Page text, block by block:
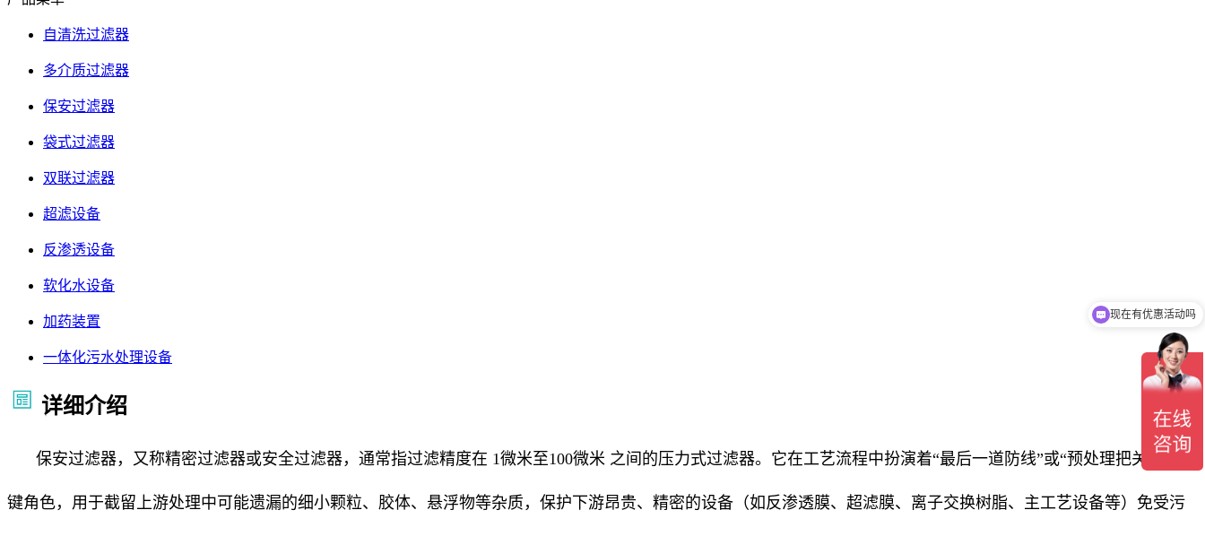
自清洗过滤器
多介质过滤器
保安过滤器
袋式过滤器
双联过滤器
超滤设备
反渗透设备
软化水设备
加药装置
一体化污水处理设备
详细介绍
保安过滤器，又称精密过滤器或安全过滤器，通常指过滤精度在 1微米至100微米 之间的压力式过滤器。它在工艺流程中扮演着“最后一道防线”或“预处理把关”的关
键角色，用于截留上游处理中可能遗漏的细小颗粒、胶体、悬浮物等杂质，保护下游昂贵、精密的设备（如反渗透膜、超滤膜、离子交换树脂、主工艺设备等）免受污
现在有优惠活动吗